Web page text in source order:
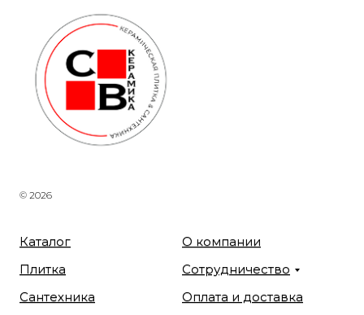
© 2026
Каталог
Плитка
Сантехника
О компании
Сотрудничество
Оплата и доставка